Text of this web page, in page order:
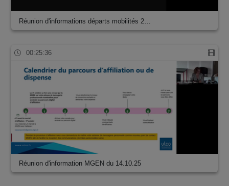
Réunion d'informations départs mobilités 2…
00:25:36
Réunion d'information MGEN du 14.10.25